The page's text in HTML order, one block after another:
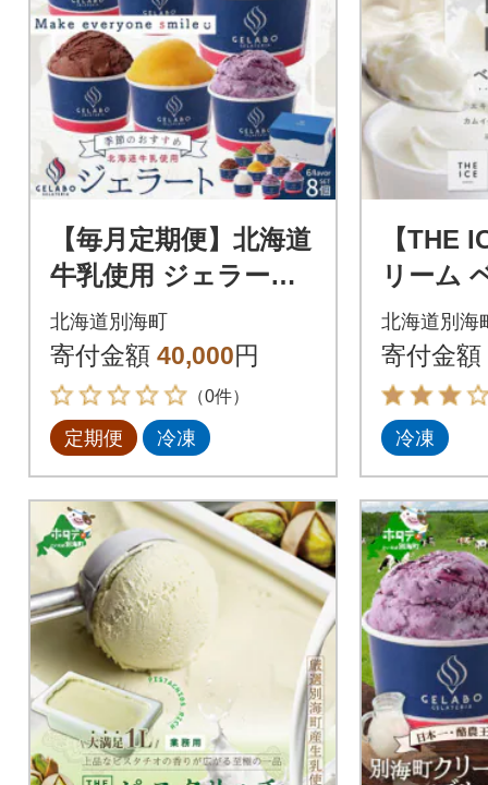
【毎月定期便】北海道
牛乳使用 ジェラート
おすすめ8個セット 全
3回
北海道別海町
寄付金額 40,000円
（0件）
定期便 冷凍
【THE
リーム
個セッ
町 厳選
みを使用
北海道別海
寄付金額
冷凍